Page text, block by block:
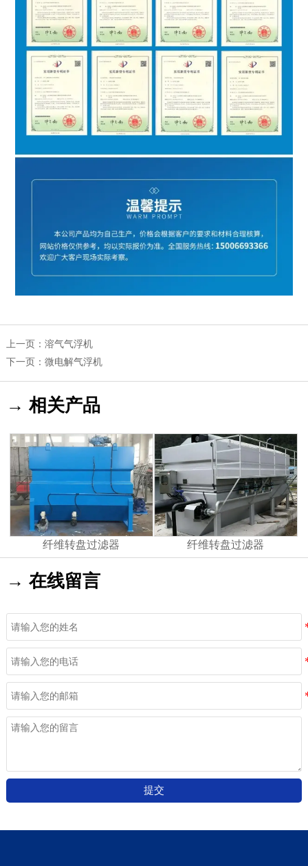
上一页： 溶气气浮机
下一页： 微电解气浮机
→ 相关产品
纤维转盘过滤器 纤维转盘过滤器
→ 在线留言
提交